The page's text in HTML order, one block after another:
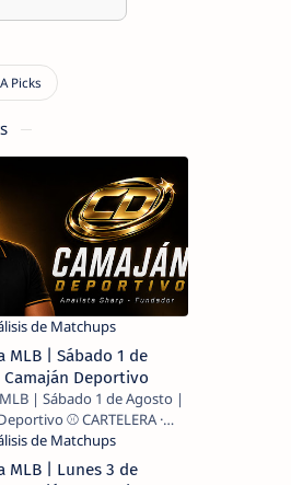
MLB | Sábado 1 de
Deportivo
| Sábado 1 de Agosto |
CARTELERA ·
MLB | Lunes 3 de